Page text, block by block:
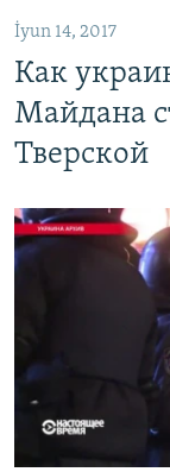
İyun 14, 2017
Как
Майдана
Тверской
No